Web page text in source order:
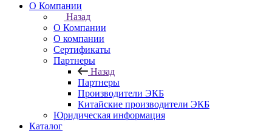
О Компании
Назад
О Компании
О компании
Сертификаты
Партнеры
Назад
Партнеры
Производители ЭКБ
Китайские производители ЭКБ
Юридическая информация
Каталог